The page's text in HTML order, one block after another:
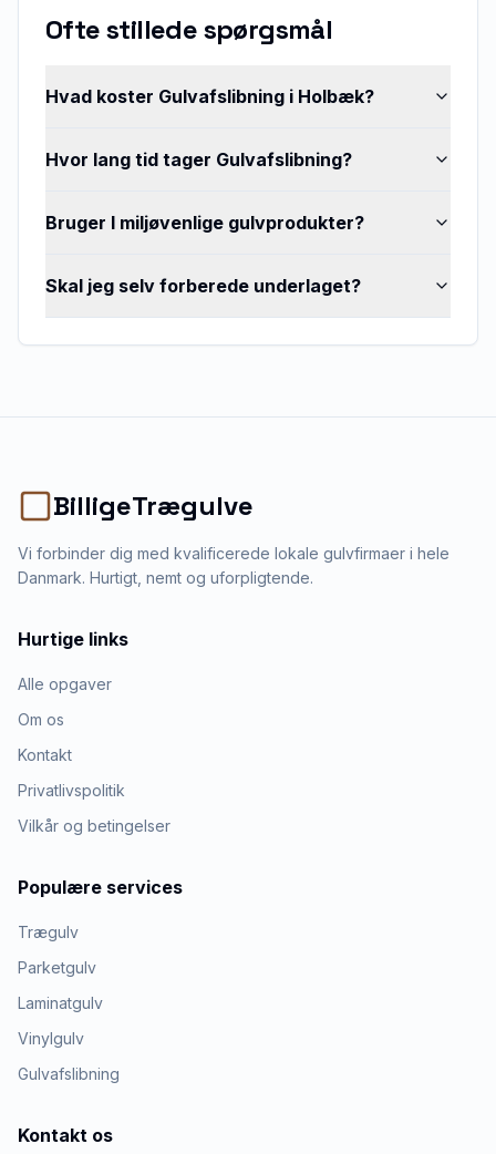
Ofte stillede spørgsmål
Hvad koster Gulvafslibning i Holbæk?
Hvor lang tid tager Gulvafslibning?
Bruger I miljøvenlige gulvprodukter?
Skal jeg selv forberede underlaget?
BilligeTrægulve
Vi forbinder dig med kvalificerede lokale gulvfirmaer i hele
Danmark. Hurtigt, nemt og uforpligtende.
Hurtige links
Alle opgaver
Om os
Kontakt
Privatlivspolitik
Vilkår og betingelser
Populære services
Trægulv
Parketgulv
Laminatgulv
Vinylgulv
Gulvafslibning
Kontakt os